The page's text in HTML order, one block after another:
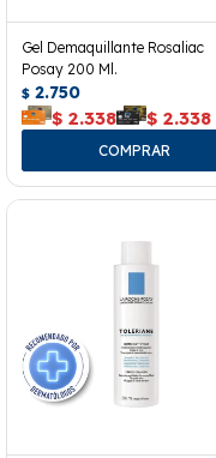
Gel Demaquillante Rosaliac
Posay 200 Ml.
$ 2.750
$ 2.338 $ 2.338